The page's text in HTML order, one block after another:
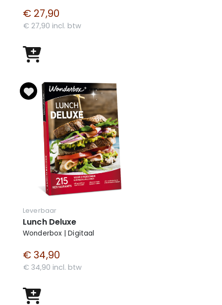
€ 27,90
€ 27,90 incl. btw
Leverbaar
Lunch Deluxe
Wonderbox | Digitaal
€ 34,90
€ 34,90 incl. btw